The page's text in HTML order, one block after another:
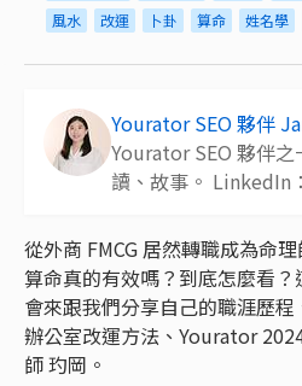
風水
改運 卜卦 算命 姓名學
Yourator SEO 夥伴
Yourator SEO 夥伴
讀、故事。 LinkedIn
從外商 FMCG 居然轉職成為命
算命真的有效嗎？到底怎麼看？
會來跟我們分享自己的職涯歷
辦公室改運方法、Yourator
師 玓岡。